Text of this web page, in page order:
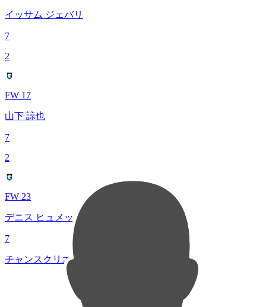
イッサム ジェバリ
7
2
FW 17
山下 諒也
7
2
FW 23
デニス ヒュメット
7
チャンスクリエイト総数